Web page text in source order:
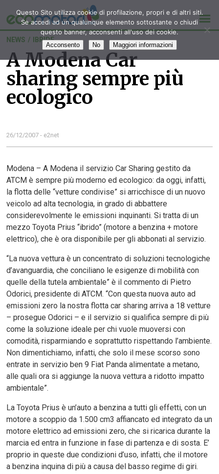
NEWS / IBRIDE
A Modena Car
sharing sempre più
ecologico
26/12/2007 - e2net
Modena – A Modena il servizio Car Sharing gestito da
ATCM è sempre più moderno ed ecologico: da oggi, infatti,
la flotta delle “vetture condivise” si arricchisce di un nuovo
veicolo ad alta tecnologia, in grado di abbattere
considerevolmente le emissioni inquinanti. Si tratta di un
mezzo Toyota Prius “ibrido” (motore a benzina + motore
elettrico), che è ora disponibile per gli abbonati al servizio.
“La nuova vettura è un concentrato di soluzioni tecnologiche
d’avanguardia, che conciliano le esigenze di mobilità con
quelle della tutela ambientale” è il commento di Pietro
Odorici, presidente di ATCM. “Con questa nuova auto ad
emissioni zero la nostra flotta car sharing arriva a 18 vetture
– prosegue Odorici – e il servizio si qualifica sempre di più
come la soluzione ideale per chi vuole muoversi con
comodità, risparmiando e soprattutto rispettando l’ambiente.
Non dimentichiamo, infatti, che solo il mese scorso sono
entrate in servizio ben 9 Fiat Panda alimentate a metano,
alle quali ora si aggiunge la nuova vettura a ridotto impatto
ambientale”.
La Toyota Prius è un’auto a benzina a tutti gli effetti, con un
motore a scoppio da 1.500 cm3 affiancato ed integrato da un
motore elettrico ad emissioni zero, che si ricarica durante la
marcia ed entra in funzione in fase di partenza e di sosta. E’
proprio in queste due condizioni d’uso, infatti, che il motore
a benzina inquina di più a causa del basso regime di giri.
Questo Sito utilizza cookie di profilazione, propri e di altri siti.
Se accedi ad un qualunque elemento sottostante o chiudi
questo banner, acconsenti all'uso dei cookie.
Acconsento No Maggiori informazioni